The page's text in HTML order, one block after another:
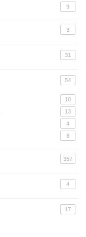
9
3
31
54
10
13
4
8
357
4
17